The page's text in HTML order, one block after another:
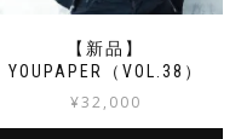
【新品】
YOUPAPER（VOL.38）
¥32,000